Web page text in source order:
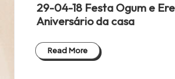
29-04-18 Festa Ogum e
Aniversário da casa
Read More